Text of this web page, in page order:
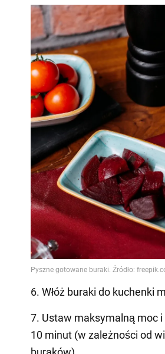
6. Włóż buraki do kuchenki
7. Ustaw maksymalną moc i
10 minut (w zależności od